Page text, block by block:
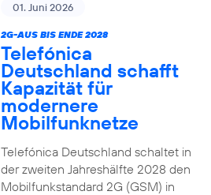
01. Juni 2026
2G-AUS BIS ENDE 2028
Telefónica
Deutschland schafft
Kapazität für
modernere
Mobilfunknetze
Telefónica Deutschland schaltet in
der zweiten Jahreshälfte 2028 den
Mobilfunkstandard 2G (GSM) in